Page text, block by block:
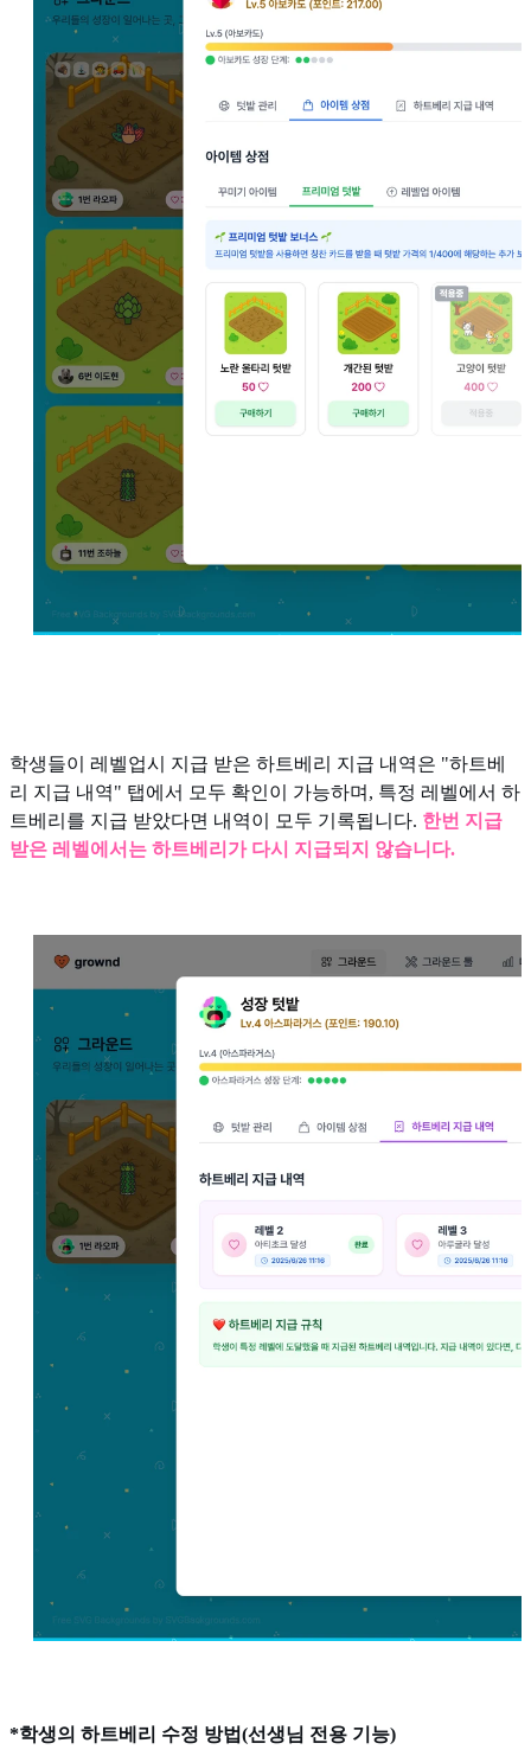
학생들이 레벨업시 지급 받은 하트베리 지급 내역은 "하트베
리 지급 내역" 탭에서 모두 확인이 가능하며, 특정 레벨에서 하
트베리를 지급 받았다면 내역이 모두 기록됩니다. 한번 지급
받은 레벨에서는 하트베리가 다시 지급되지 않습니다.
*학생의 하트베리 수정 방법(선생님 전용 기능)